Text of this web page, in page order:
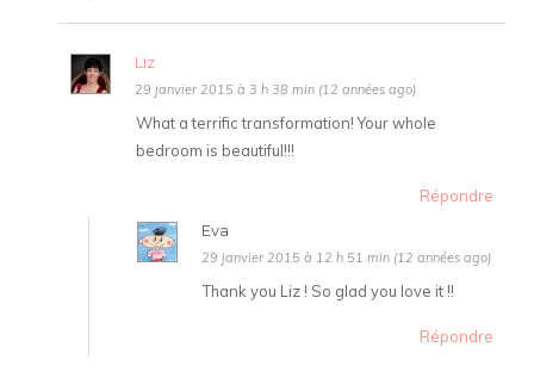
Liz
29 janvier 2015 à 3 h 38 min (12 années ago)
What a terrific transformation! Your whole
bedroom is beautiful!!!
Répondre
Eva
29 janvier 2015 à 12 h 51 min (12 années ago)
Thank you Liz ! So glad you love it !!
Répondre